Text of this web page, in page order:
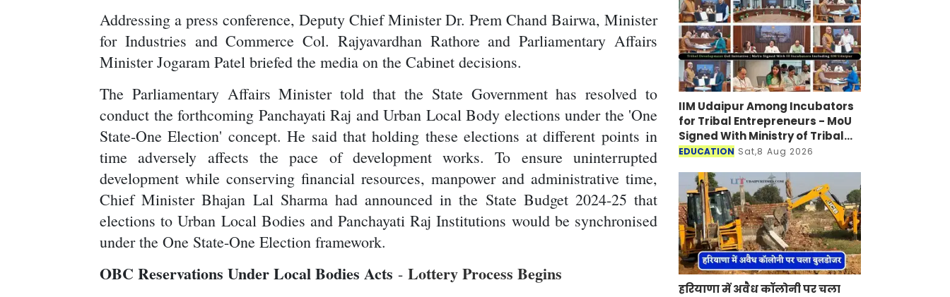
Addressing a press conference, Deputy Chief Minister Dr. Prem Chand Bairwa, Minister
for Industries and Commerce Col. Rajyavardhan Rathore and Parliamentary Affairs
Minister Jogaram Patel briefed the media on the Cabinet decisions.
The Parliamentary Affairs Minister told that the State Government has resolved to
conduct the forthcoming Panchayati Raj and Urban Local Body elections under the 'One
State-One Election' concept. He said that holding these elections at different points in
time adversely affects the pace of development works. To ensure uninterrupted
development while conserving financial resources, manpower and administrative time,
Chief Minister Bhajan Lal Sharma had announced in the State Budget 2024-25 that
elections to Urban Local Bodies and Panchayati Raj Institutions would be synchronised
under the One State-One Election framework.
OBC Reservations Under Local Bodies Acts - Lottery Process Begins
IIM Udaipur Among Incubators
for Tribal Entrepreneurs - MoU
Signed With Ministry of Tribal
Affairs
EDUCATION Sat,8 Aug 2026
हरियाणा में अवैध कॉलोनी पर चला